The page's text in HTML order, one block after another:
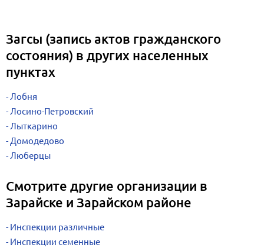
Загсы (запись актов гражданского
состояния) в других населенных
пунктах
Лобня
Лосино-Петровский
Лыткарино
Домодедово
Люберцы
Смотрите другие организации в
Зарайске и Зарайском районе
Инспекции различные
Инспекции семенные